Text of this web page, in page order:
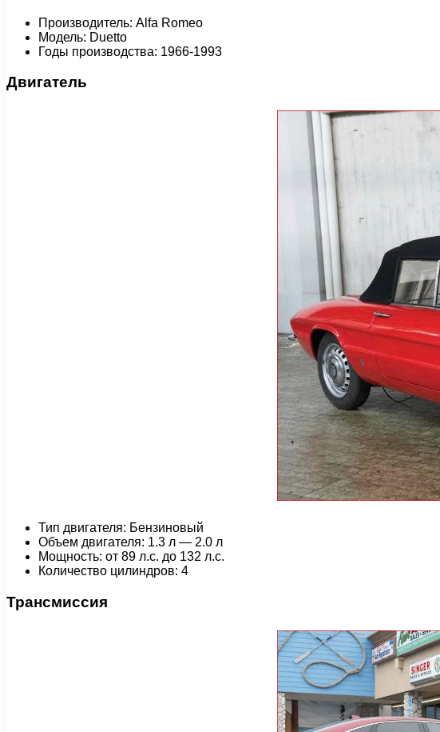
Производитель: Alfa Romeo
Модель: Duetto
Годы производства: 1966-1993
Двигатель
Тип двигателя: Бензиновый
Объем двигателя: 1.3 л — 2.0 л
Мощность: от 89 л.с. до 132 л.с.
Количество цилиндров: 4
Трансмиссия